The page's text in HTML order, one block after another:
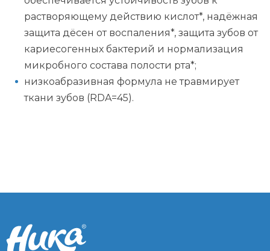
растворяющему действию кислот*, надёжная
защита дёсен от воспаления*, защита зубов от
кариесогенных бактерий и нормализация
микробного состава полости рта*;
низкоабразивная формула не травмирует
ткани зубов (RDA=45).